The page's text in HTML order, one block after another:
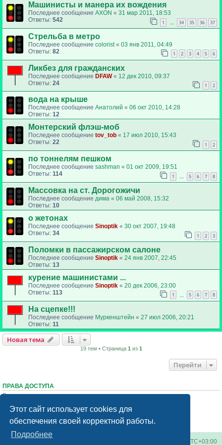
Этот сайт использует cookies для
обеспечения своей корректной работы.
Подробнее
Машинисты и манера их вождения
Последнее сообщение AXON « 31 мар 2011, 18:53
Ответы: 542 1 34 35 36 37
Стрельба в метро
Последнее сообщение colorist« 03 янв 2011, 04:49
Ответы: 82 1 2 3 4 5 6
Ликбез для гражданских
Последнее сообщение DFAW« 12 дек 2010, 09:37
Ответы: 24 1 2
вода на крыше
Последнее сообщение Анатолий « 06 окт 2010, 14:28
Ответы: 12
Монтерский флэш-моб
Последнее сообщение tov_tob « 17 июл 2010, 15:43
Ответы: 22 1 2
по тоннелям пешком
Последнее сообщение sashman « 01 окт 2009, 19:51
Ответы: 114 1 … 5 6 7 8
Массовка на ст. Дорогожичи
Последнее сообщение дима « 06 май 2008, 15:32
Ответы: 10
о жетонах
Последнее сообщение Sinoptik « 30 окт 2007, 19:48
Ответы: 34 1 2 3
Поломки в пассажирском салоне
Последнее сообщение Sinoptik « 24 янв 2007, 22:45
Ответы: 13
курение машинистами ...
Последнее сообщение Sinoptik « 20 дек 2006, 23:00
Ответы: 113 1 5 6 7 8
На сцепке!!!
Последнее сообщение Муркенштейн « 27 июл 2006, 20:21
Ответы: 11
Новая тема
19 тем • Страница 1 из 1
Перейти
ПРАВА ДОСТУПА
Выне можетеначинать темы
Выне можетередактировать свои сообщения
не можете
удалять свои сообщения
Выне можетедобавлять вложения
UTC+03:00